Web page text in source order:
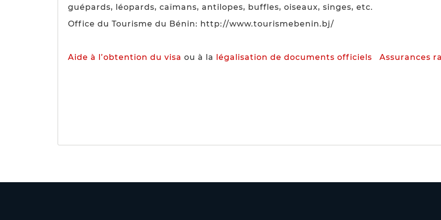
guépards, léopards, caïmans, antilopes, buffles, oiseaux, singes, etc.
Office du Tourisme du Bénin: http://www.tourismebenin.bj/
Aide à l’obtention du visa ou à la légalisation de documents officiels Assurances